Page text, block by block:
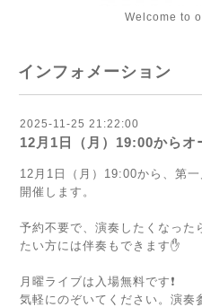
Welcome to
インフォメーション
2025-11-25 21:22:00
12月1日（月）19:00からオ
12月1日（月）19:00から、第
開催します。
予約不要で、演奏したくなった
たい方には伴奏もできます✋
月曜ライブは入場無料です❗️
気軽にのぞいてください。演奏